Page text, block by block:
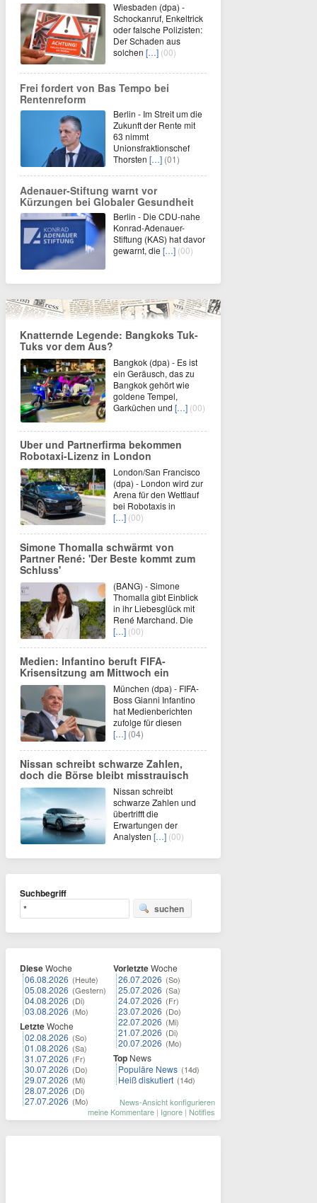
Wiesbaden (dpa) -
Schockanruf, Enkeltrick
oder falsche Polizisten:
Der Schaden aus
solchen […] (00)
Frei fordert von Bas Tempo bei
Rentenreform
Berlin - Im Streit um die
Zukunft der Rente mit
63 nimmt
Unionsfraktionschef
Thorsten […] (01)
Adenauer-Stiftung warnt vor
Kürzungen bei Globaler Gesundheit
Berlin - Die CDU-nahe
Konrad-Adenauer-
Stiftung (KAS) hat davor
gewarnt, die […] (00)
Knatternde Legende: Bangkoks Tuk-
Tuks vor dem Aus?
Bangkok (dpa) - Es ist
ein Geräusch, das zu
Bangkok gehört wie
goldene Tempel,
Garküchen und […] (00)
Uber und Partnerfirma bekommen
Robotaxi-Lizenz in London
London/San Francisco
(dpa) - London wird zur
Arena für den Wettlauf
bei Robotaxis in
[…] (00)
Simone Thomalla schwärmt von
Partner René: 'Der Beste kommt zum
Schluss'
(BANG) - Simone
Thomalla gibt Einblick
in ihr Liebesglück mit
René Marchand. Die
[…] (00)
Medien: Infantino beruft FIFA-
Krisensitzung am Mittwoch ein
München (dpa) - FIFA-
Boss Gianni Infantino
hat Medienberichten
zufolge für diesen
[…] (04)
Nissan schreibt schwarze Zahlen,
doch die Börse bleibt misstrauisch
Nissan schreibt
schwarze Zahlen und
übertrifft die
Erwartungen der
Analysten […] (00)
Suchbegriff
suchen
DieseWoche
06.08.2026 (Heute)
05.08.2026 (Gestern)
04.08.2026 (Di)
03.08.2026 (Mo)
LetzteWoche
02.08.2026 (So)
01.08.2026 (Sa)
31.07.2026 (Fr)
30.07.2026 (Do)
29.07.2026 (Mi)
28.07.2026 (Di)
27.07.2026 (Mo)
VorletzteWoche
26.07.2026 (So)
25.07.2026 (Sa)
24.07.2026 (Fr)
23.07.2026 (Do)
22.07.2026 (Mi)
21.07.2026 (Di)
20.07.2026 (Mo)
Top News
Populäre News (14d)
Heiß diskutiert (14d)
News-Ansicht konfigurieren
meine Kommentare | Ignore | Notifies